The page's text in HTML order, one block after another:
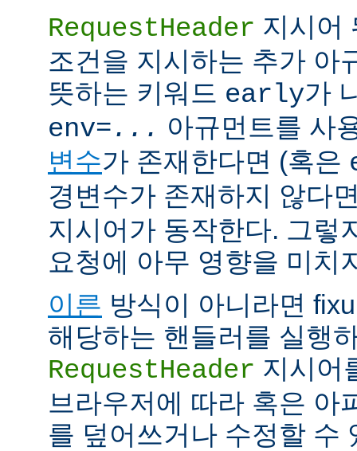
RequestHeader 지시어
조건을 지시하는 추가 아
뜻하는 키워드 early가
env=... 아규먼트를 사
변수가 존재한다면 (혹은
경변수가 존재하지 않다
지시어가 동작한다. 그렇
요청에 아무 영향을 미치
이른 방식이 아니라면
해당하는 핸들러를 실행
RequestHeader 지시어
브라우저에 따라 혹은 아
를 덮어쓰거나 수정할 수